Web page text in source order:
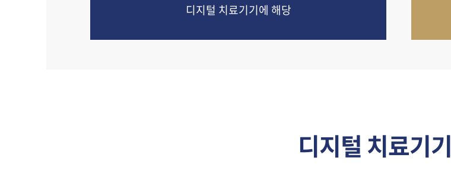
디지털 치료기기에 해당
디지털 치료기기